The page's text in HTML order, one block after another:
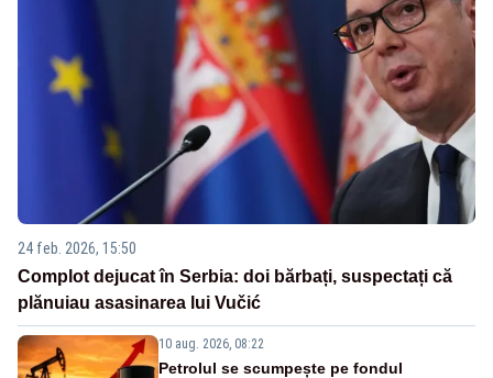
24 feb. 2026, 15:50
Complot dejucat în Serbia: doi bărbați, suspectați că
plănuiau asasinarea lui Vučić
10 aug. 2026, 08:22
Petrolul se scumpește pe fondul